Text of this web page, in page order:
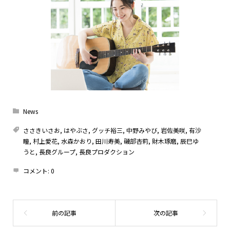
News
ささきいさお, はやぶさ, グッチ裕三, 中野みやび, 岩佐美咲, 有沙
瞳, 村上愛花, 水森かおり, 田川寿美, 磯部杏莉, 財木琢磨, 辰巳ゆ
うと, 長良グループ, 長良プロダクション
コメント: 0